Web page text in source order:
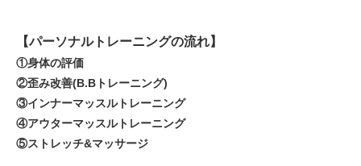
【パーソナルトレーニングの流れ】
①身体の評価
②歪み改善(B.Bトレーニング)
③インナーマッスルトレーニング
④アウターマッスルトレーニング
⑤ストレッチ&マッサージ